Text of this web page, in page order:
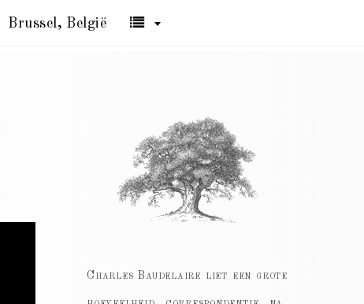
Brussel, België
Charles Baudelaire liet een grote